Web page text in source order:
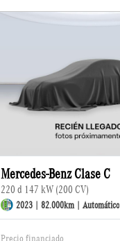
Mercedes-Benz Clase C
220 d 147 kW (200 CV)
2023 | 82.000km | Automático
Precio financiado